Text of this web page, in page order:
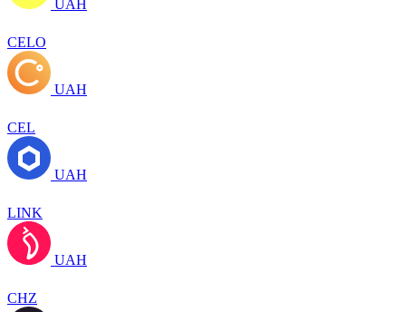
UAH
CELO
UAH
CEL
UAH
LINK
UAH
CHZ